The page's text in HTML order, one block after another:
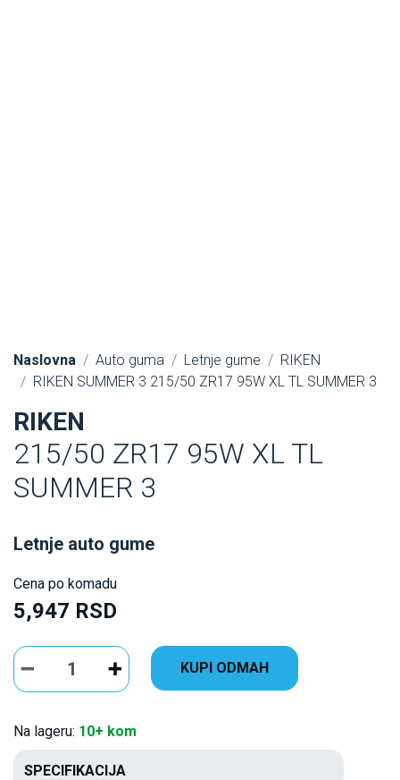
Naslovna Auto guma Letnje gume
RIKEN
RIKEN SUMMER 3 215/50 ZR17 95W XL TL SUMMER 3
RIKEN
215/50 ZR17 95W XL TL
SUMMER 3
Letnje auto gume
Cena po komadu
5,947 RSD
KUPI ODMAH
Na lageru: 10+ kom
SPECIFIKACIJA